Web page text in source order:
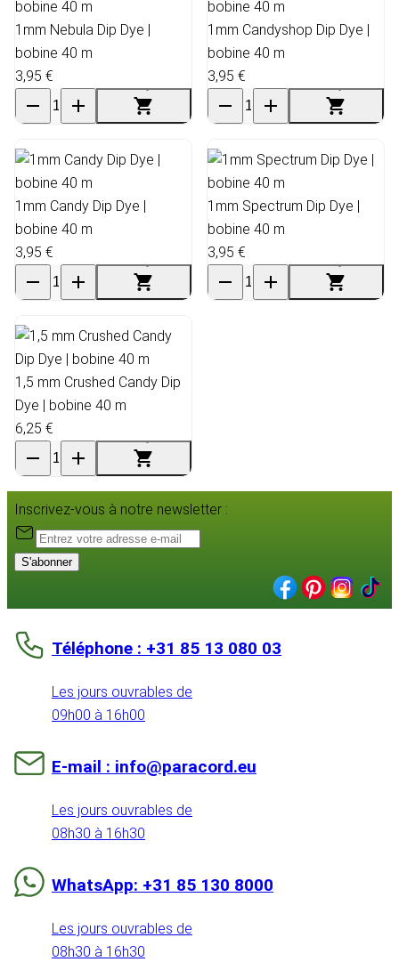
1mm Nebula Dip Dye |
bobine 40 m
3,95 €
1mm Candyshop Dip Dye |
bobine 40 m
3,95 €
1mm Candy Dip Dye |
bobine 40 m
3,95 €
1mm Spectrum Dip Dye |
bobine 40 m
3,95 €
1,5 mm Crushed Candy Dip
Dye | bobine 40 m
6,25 €
Inscrivez-vous à notre newsletter :
S'abonner
Téléphone : +31 85 13 080 03
Les jours ouvrables de
09h00 à 16h00
E-mail : info@paracord.eu
Les jours ouvrables de
08h30 à 16h30
WhatsApp: +31 85 130 8000
Les jours ouvrables de
08h30 à 16h30